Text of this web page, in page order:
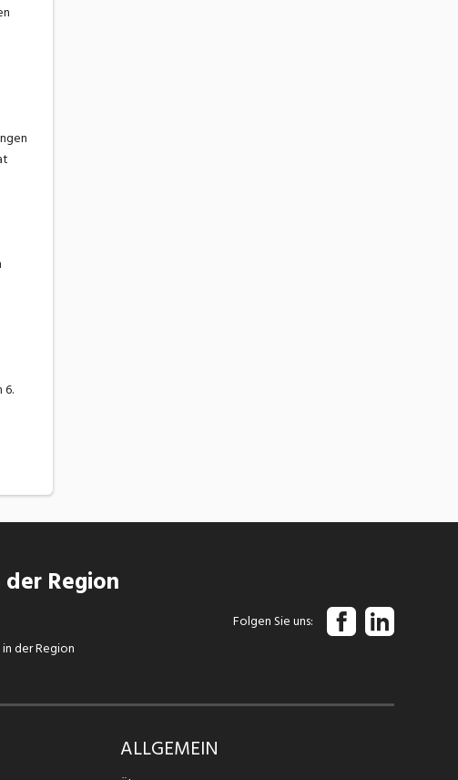
Region
der Region
Folgen Sie uns
ALLGEMEIN